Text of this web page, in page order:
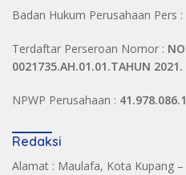
Badan Hukum Perusahaan Pers :
Terdaftar Perseroan Nomor :
0021735.AH.01.01.TAHUN 2021.
NPWP Perusahaan :
Redaksi
Alamat : Maulafa, Kota Kupang